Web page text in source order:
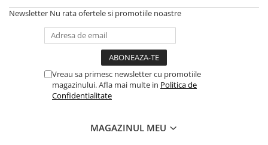
Newsletter Nu rata ofertele si promotiile noastre
Vreau sa primesc newsletter cu promotiile
magazinului. Afla mai multe in Politica de
Confidentialitate
MAGAZINUL MEU